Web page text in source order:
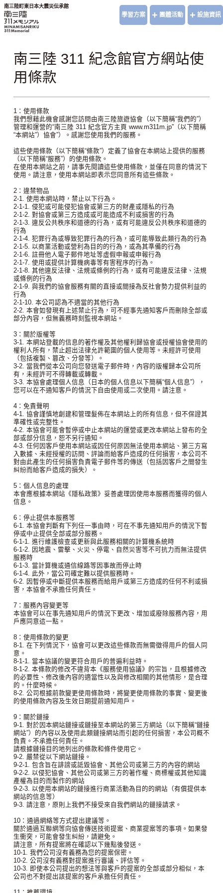
南三陸町東日本大震災伝承館
學習方案 + 團體活動 + 設施資訊
南三陸 311 紀念館官方網站使
用條款
1：使用條款
我們想藉此機會感謝您訪問由南三陸旅遊協會（以下簡稱“我們的”）
管理和運營的“南三陸 311 紀念官方主頁 www.m311m.jp”（以下簡稱
“本網站”）協會”）。感謝您使用我們的服務。
這些使用條款（以下簡稱“條款”）定義了協會在本網站上提供的服務
（以下簡稱“服務”）的使用條款。
在使用本網站之前，請事先閱讀這些使用條款，並僅在同意的情況下
使用。請注意，使用本網站即表示您同意所有這些條款。
2：違禁物品
2-1. 使用本網站時，禁止以下行為。
2-1-1. 侵犯或可能侵犯協會或第三方的財產或隱私的行為
2-1-2. 對協會或第三方造成或可能造成不利或損害的行為
2-1-3. 違反公共秩序和道德的行為，或有可能違反公共秩序和道德的
行為
2-1-4. 犯罪行為或導致犯罪行為的行為，或可能導致此類行為的行為
2-1-5. 以商業活動或營利為目的的行為，或為其準備的行為
2-1-6. 註冊他人電子郵件地址等虛假申報或申報行為
2-1-7. 使用或提供計算機病毒等有害程序的行為。
2-1-8. 其他違反法律、法規或條例的行為，或有可能違反法律、法規
或條例的行為
2-1-9. 與我們的協會服務有關的直接或間接為反社會勢力提供利益的
行為
2-1-10. 本公司認為不適當的其他行為
2-2. 本會如發現有上述禁止行為，可不經事先通知客戶而刪除全部或
部分內容，但無義務時刻監視本網站。
3：關於版權等
3-1. 本網站登載的信息的著作權及其他權利歸協會或授權協會使用的
權利人所有，禁止超出法律允許範圍的個人使用等。未經許可使用
（包括複製、篡改、分發等）。
3-2. 當我們從本公司向您發送電子郵件時，內容的版權歸本公司所
有，未經許可不得轉載或轉載。
3-3. 本協會處理個人信息（日本的個人信息以下簡稱“個人信息”），
您可以在不通知客戶的情況下自由使用或二次使用。請注意。
4：免責聲明
4-1. 協會謹慎地創建和管理髮佈在本網站上的所有信息，但不保證其
準確性或完整性。
4-2. 本協會可能會暫停或中止本網站的運營或更改本網站上發布的全
部或部分信息，恕不另行通知。
4-3. 任何因客戶使用本網站或因任何原因無法使用本網站、第三方寫
入數據、未經授權的訪問、評論而給客戶造成的任何損害，本公司不
對由此產生的任何損害負責電子郵件等的傳送（包括因客戶之間發生
糾紛而給客戶造成的損失）。
5：個人信息的處理
本會應根據本網站《隱私政策》妥善處理因使用本服務而獲得的個人
信息。
6：停止提供本服務等
6-1. 本協會判斷有下列任一事由時，可在不事先通知用戶的情況下暫
停或中止提供全部或部分服務。
6-1-1. 進行維護檢查或更新與此服務相關的計算機系統時
6-1-2. 因地震、雷擊、火災、停電、自然災害等不可抗力而無法提供
服務時
6-1-3. 當計算機或通信線路等因事故而停止時
6-1-4. 此外，當公司確定難以提供服務時。
6-2. 因暫停或中斷提供本服務而給用戶或第三方造成的任何不利或損
害，本協會不承擔任何責任。
7：服務內容變更等
本協會可以在事先通知用戶的情況下更改、增加或廢除服務內容，用
戶應同意這一點。
8：使用條款的變更
8-1. 在下列情況下，協會可以更改這些條款而無需徵得用戶的個人同
意。
8-1-1. 當本協議的變更符合用戶的普遍利益時。
8-1-2. 本條款的修改不違背本《服務使用協議》的宗旨，且根據修改
的必要性、修改後內容的適當性以及與修改相關的其他情形，是合理
的。什麼時候。
8-2. 公司根據前款變更使用條款時，將變更使用條款的事實、變更後
的使用條款內容及生效日期提前通知用戶。
9：關於鏈接
9-1. 對於因本網站鏈接或鏈接至本網站的第三方網站（以下簡稱“鏈接
網站”）的內容以及使用此類鏈接網站而引起的任何損害，本公司概不
負責。不承擔任何責任。
請根據鏈接目的地列出的條款和條件使用它。
9-2. 嚴禁從以下網站鏈接。
9-2-1. 包含旨在誹謗或詆毀協會、其他公司或第三方的內容的網站
9-2-2. 以侵犯協會、其他公司或第三方的著作權、商標權或其他知識
產權為目的而製作的網站
9-2-3. 以使用本網站的鏈接進行商業活動為目的的網站（有償提供本
網站的信息等）
9-3. 請注意，原則上我們不接受來自我們網站的鏈接請求。
10：通過網絡等方式提出建議等。
關於通過互聯網等向協會傳送技術提案、商業提案等的事項。如果發
生衝突，可能會發生糾紛，請避免。
請注意，所有提案將在確認以下幾點後發送。
10-1. 我們公司沒有義務為您的提案保密。
10-2. 公司沒有義務對提案進行審議、評估等。
10-3. 即使本公司提出的想法等與客戶的提案的全部或部分相似，本
公司也不對提出該提案的客戶承擔任何責任。